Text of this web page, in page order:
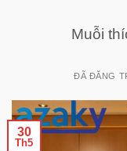
Muỗi
ĐÃ ĐĂNG
30
Th5